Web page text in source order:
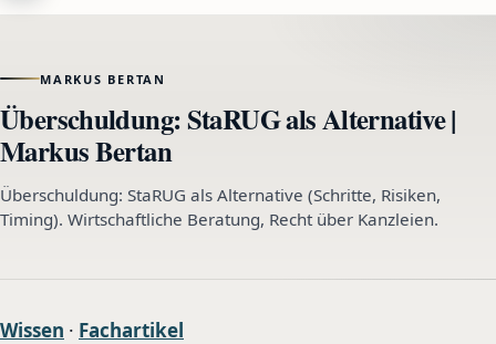
MARKUS BERTAN
Überschuldung: StaRUG als Alternative |
Markus Bertan
Überschuldung: StaRUG als Alternative (Schritte, Risiken,
Timing). Wirtschaftliche Beratung, Recht über Kanzleien.
Wissen · Fachartikel